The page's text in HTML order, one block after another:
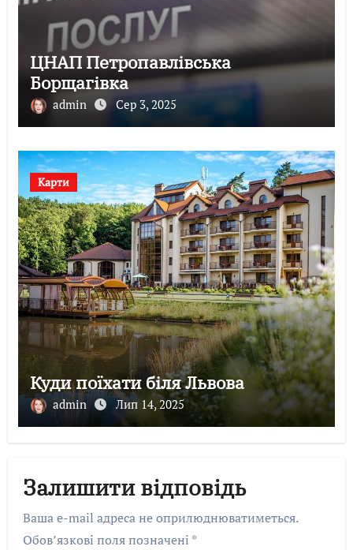
ЦНАП Петропавлівська
Борщагівка
admin Сер 3, 2025
Карти
Куди поїхати біля Львова
admin Лип 14, 2025
Залишити відповідь
Ваша e-mail адреса не оприлюднюватиметься.
Обов’язкові поля позначені *